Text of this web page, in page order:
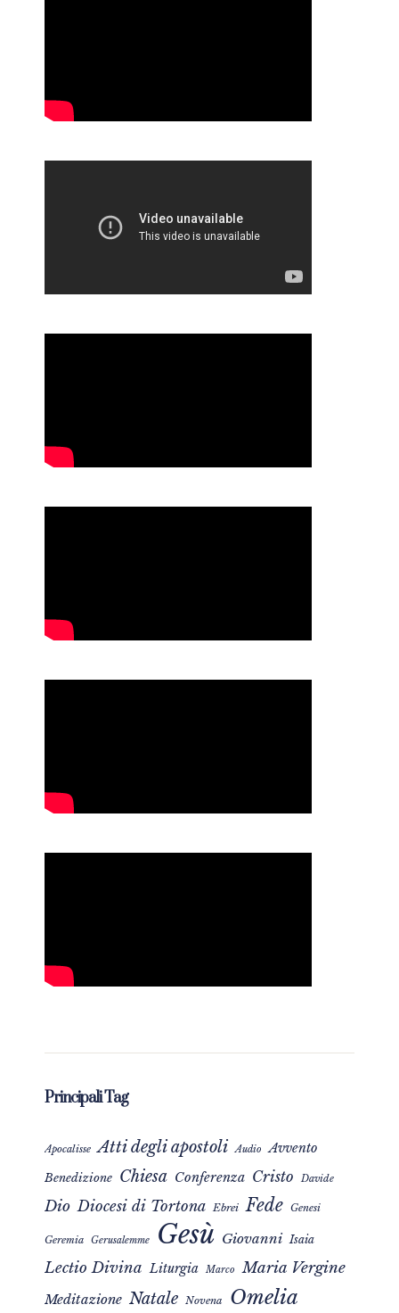
Principali Tag
Apocalisse Atti degli apostoli Audio Avvento
Benedizione Chiesa Conferenza Cristo Davide
Dio Diocesi di Tortona Ebrei Fede Genesi
Geremia Gerusalemme Gesù Giovanni Isaia
Lectio Divina Liturgia Marco Maria Vergine
Meditazione Natale Novena Omelia